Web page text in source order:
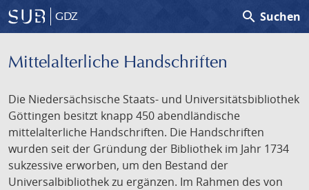
GDZ search Suchen
Mittelalterliche Handschriften
Die Niedersächsische Staats- und Universitätsbibliothek
Göttingen besitzt knapp 450 abendländische
mittelalterliche Handschriften. Die Handschriften
wurden seit der Gründung der Bibliothek im Jahr 1734
sukzessive erworben, um den Bestand der
Universalbibliothek zu ergänzen. Im Rahmen des von